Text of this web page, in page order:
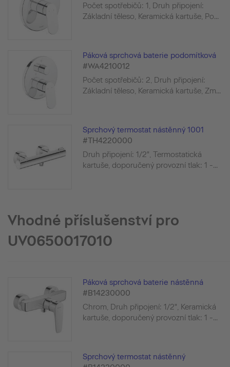
Počet spotřebičů: 1, Druh připojení:
Základní těleso, Keramická kartuše, Po...
Páková sprchová baterie podomítková
#WA4210012
Počet spotřebičů: 2, Druh připojení:
Základní těleso, Keramická kartuše, Zm...
Sprchový termostat nástěnný 1001
#TH4220000
Druh připojení: 1/2", Termostatická
kartuše, doporučený provozní tlak: 1 -...
Vhodné příslušenství pro
UV0650017010
Páková sprchová baterie nástěnná
#B14230000
Chrom, Druh připojení: 1/2", Keramická
kartuše, doporučený provozní tlak: 1 -...
Sprchový termostat nástěnný